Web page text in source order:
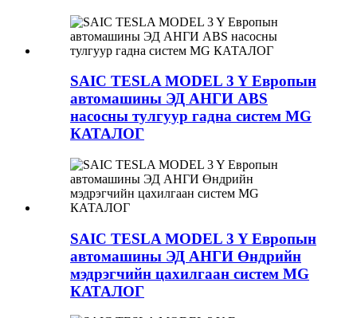
SAIC TESLA MODEL 3 Y Европын
автомашины ЭД АНГИ ABS
насосны тулгуур гадна систем MG
КАТАЛОГ
SAIC TESLA MODEL 3 Y Европын
автомашины ЭД АНГИ Өндрийн
мэдрэгчийн цахилгаан систем MG
КАТАЛОГ